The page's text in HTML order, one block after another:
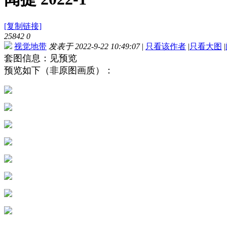
[复制链接]
25842 0
视觉地带 发表于 2022-9-22 10:49:07 | 只看该作者 |只看大图 |
套图信息：见预览
预览如下（非原图画质）：